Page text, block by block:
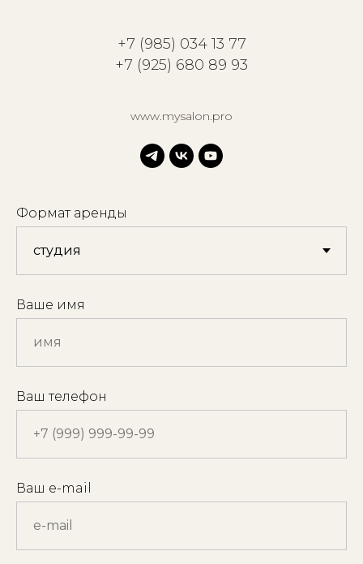
+7 (985) 034 13 77
+7 (925) 680 89 93
www.mysalon.pro
Формат аренды
Ваше имя
Ваш телефон
Ваш e-mail